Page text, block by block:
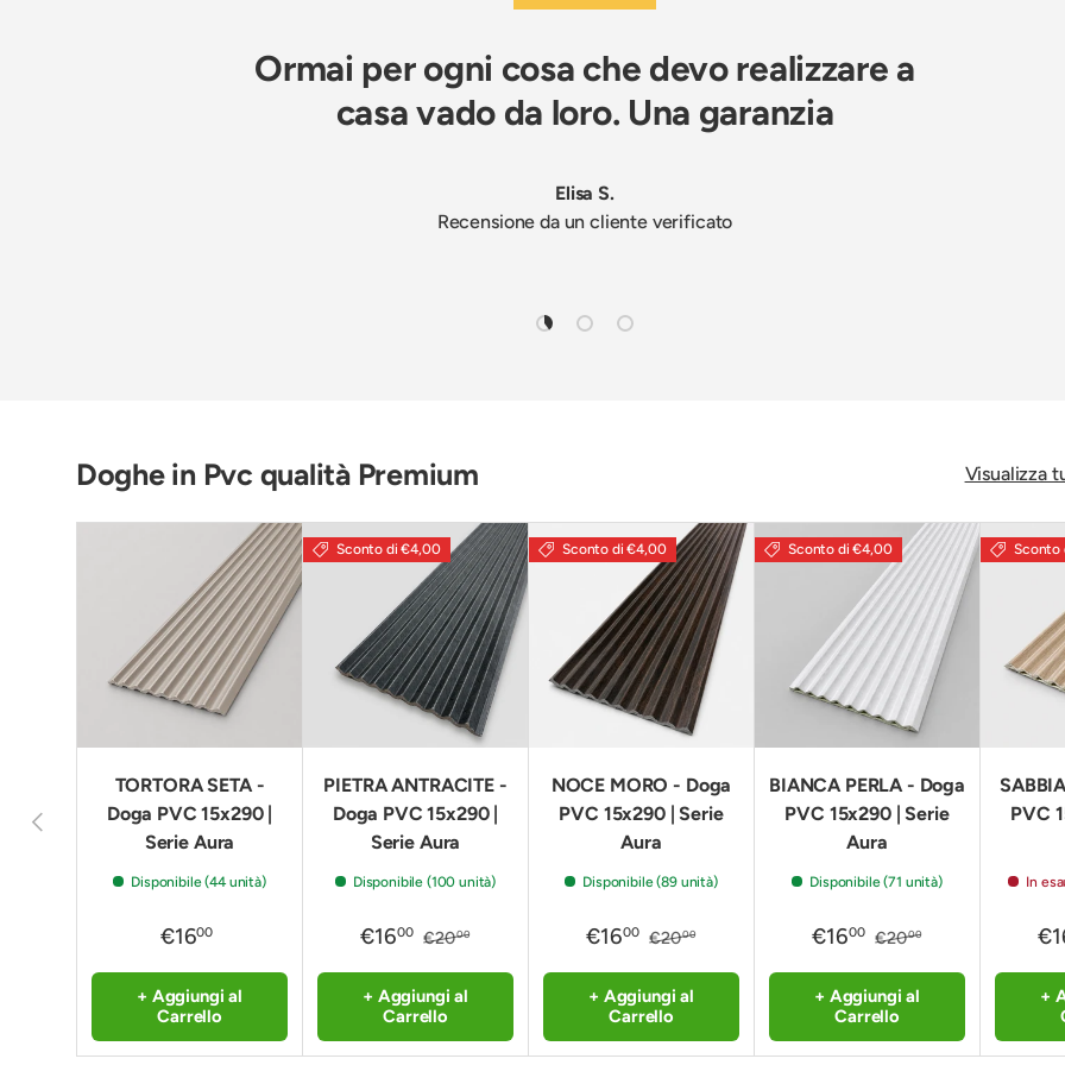
Ormai per ogni cosa che devo realizzare a
casa vado da loro. Una garanzia
Elisa S.
Recensione da un cliente verificato
Carica slide 1 di 3
Carica slide 2 di 3
Carica slide 3 di 3
Doghe in Pvc qualità Premium Visualizza
Indietro
TORTORA SETA -
Doga PVC 15x290 |
Serie Aura
Disponibile (44 unità)
€1600
+ Aggiungi al
Carrello
Sconto di €4,00
PIETRA ANTRACITE -
Doga PVC 15x290 |
Serie Aura
Disponibile (100 unità)
€1600 €2000
+ Aggiungi al
Carrello
Sconto di €4,00
NOCE MORO - Doga
PVC 15x290 | Serie
Aura
Disponibile (89 unità)
€1600 €2000
+ Aggiungi al
Carrello
Sconto di €4,00
BIANCA PERLA - Doga
PVC 15x290 | Serie
Aura
Disponibile (71 unità)
€1600 €2000
+ Aggiungi al
Carrello
Sconto
PVC
In
+